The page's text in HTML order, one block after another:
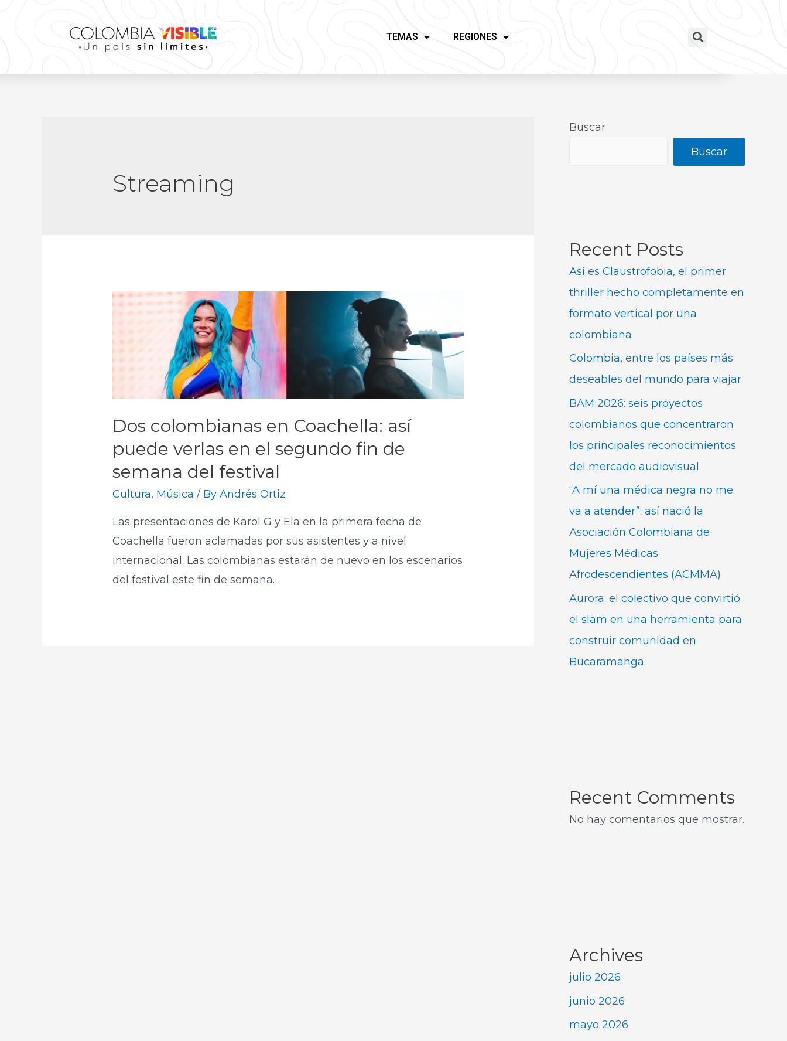
TEMAS REGIONES
Streaming
Dos colombianas en Coachella: así
puede verlas en el segundo fin de
semana del festival
Cultura, Música / ByAndrés Ortiz
Las presentaciones de Karol G y Ela en la primera fecha de
Coachella fueron aclamadas por sus asistentes y a nivel
internacional. Las colombianas estarán de nuevo en los escenarios
del festival este fin de semana. ​
Buscar
Buscar
Recent Posts
Así es Claustrofobia, el primer
thriller hecho completamente en
formato vertical por una
colombiana
Colombia, entre los países más
deseables del mundo para viajar
BAM 2026: seis proyectos
colombianos que concentraron
los principales reconocimientos
del mercado audiovisual
“A mí una médica negra no me
va a atender”: así nació la
Asociación Colombiana de
Mujeres Médicas
Afrodescendientes (ACMMA)
Aurora: el colectivo que convirtió
el slam en una herramienta para
construir comunidad en
Bucaramanga
Recent Comments
No hay comentarios que mostrar.
Archives
julio 2026
junio 2026
mayo 2026